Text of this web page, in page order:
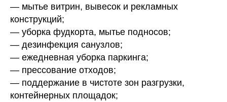
— мытье витрин, вывесок и рекламных
конструкций;
— уборка фудкорта, мытье подносов;
— дезинфекция санузлов;
— ежедневная уборка паркинга;
— прессование отходов;
— поддержание в чистоте зон разгрузки,
контейнерных площадок;